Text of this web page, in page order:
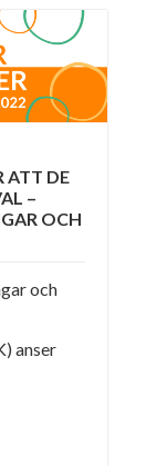
ATT DE
–
OCH
och
anser